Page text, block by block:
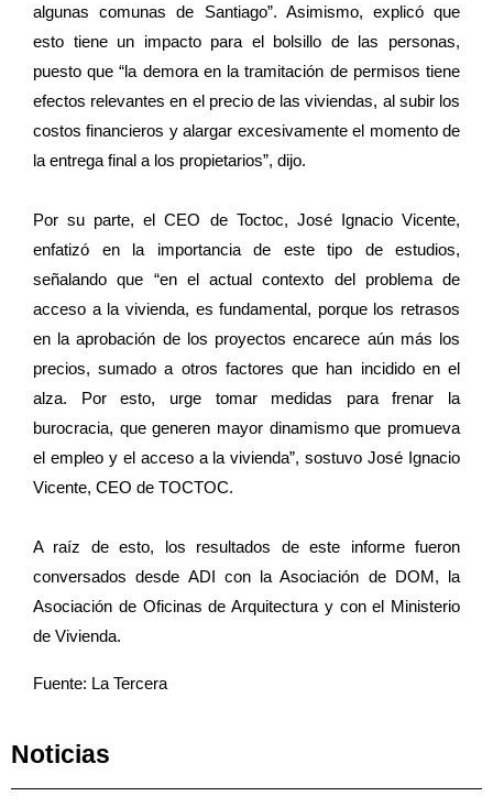
algunas comunas de Santiago”. Asimismo, explicó que
esto tiene un impacto para el bolsillo de las personas,
puesto que “la demora en la tramitación de permisos tiene
efectos relevantes en el precio de las viviendas, al subir los
costos financieros y alargar excesivamente el momento de
la entrega final a los propietarios”, dijo.
Por su parte, el CEO de Toctoc, José Ignacio Vicente,
enfatizó en la importancia de este tipo de estudios,
señalando que “en el actual contexto del problema de
acceso a la vivienda, es fundamental, porque los retrasos
en la aprobación de los proyectos encarece aún más los
precios, sumado a otros factores que han incidido en el
alza. Por esto, urge tomar medidas para frenar la
burocracia, que generen mayor dinamismo que promueva
el empleo y el acceso a la vivienda”, sostuvo José Ignacio
Vicente, CEO de TOCTOC.
A raíz de esto, los resultados de este informe fueron
conversados desde ADI con la Asociación de DOM, la
Asociación de Oficinas de Arquitectura y con el Ministerio
de Vivienda.
Fuente: La Tercera
Noticias